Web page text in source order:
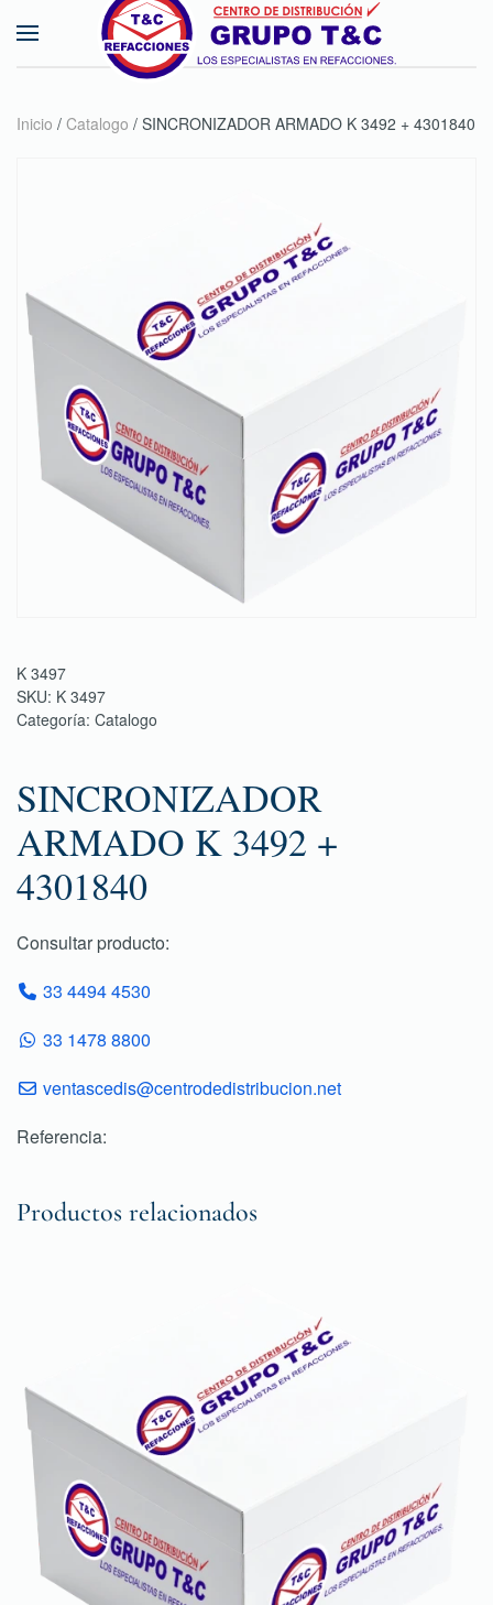
Skip to main content
Inicio / Catalogo / SINCRONIZADOR ARMADO K 3492 + 4301840
K 3497
SKU: K 3497
Categoría: Catalogo
SINCRONIZADOR
ARMADO K 3492 +
4301840
Consultar producto:
33 4494 4530
33 1478 8800
ventascedis@centrodedistribucion.net
Referencia:
Productos relacionados